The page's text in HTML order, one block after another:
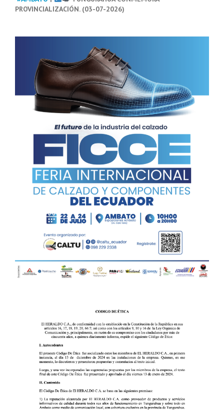
PROVINCIALIZACIÓN. (03-07-2026)